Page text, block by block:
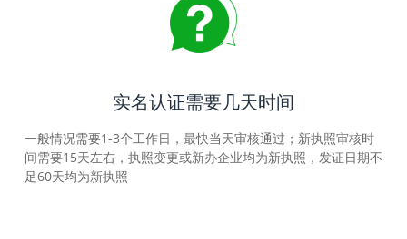
实名认证需要几天时间
一般情况需要1-3个工作日，最快当天审核通过；新执照审核时
间需要15天左右，执照变更或新办企业均为新执照，发证日期不
足60天均为新执照